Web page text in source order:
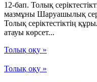
12-бап. Толық
мазмұны Шаруашылық
Толық серiктестiктiң
атауы көрсет...
Толық оқу »
Толық оқу »